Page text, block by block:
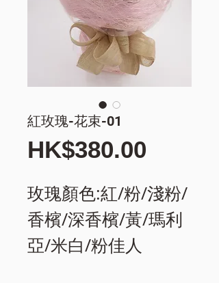
紅玫瑰-花束-01
HK$380.00
玫瑰顏色:紅/粉/淺粉/
香檳/深香檳/黃/瑪利
亞/米白/粉佳人 ​